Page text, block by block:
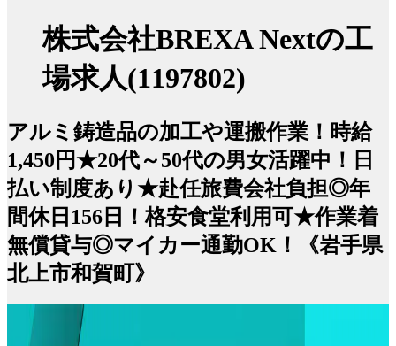
株式会社BREXA Nextの工
場求人(1197802)
アルミ鋳造品の加工や運搬作業！時給
1,450円★20代～50代の男女活躍中！日
払い制度あり★赴任旅費会社負担◎年
間休日156日！格安食堂利用可★作業着
無償貸与◎マイカー通勤OK！《岩手県
北上市和賀町》